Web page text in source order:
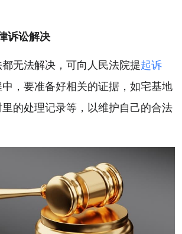
诉讼解决
无法解决，可向人民法院提起诉
，要准备好相关的证据，如宅基地
的处理记录等，以维护自己的合法